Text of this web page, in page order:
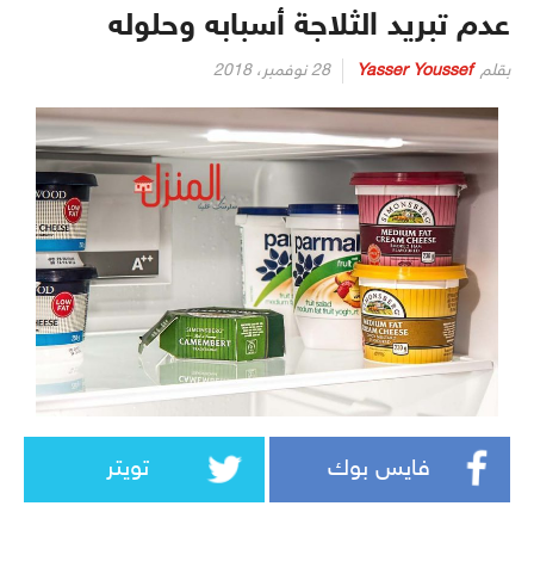
عدم تبريد الثلاجة أسبابه وحلوله
بقلم Yasser Youssef 28 نوفمبر، 2018
فايس بوك تويتر